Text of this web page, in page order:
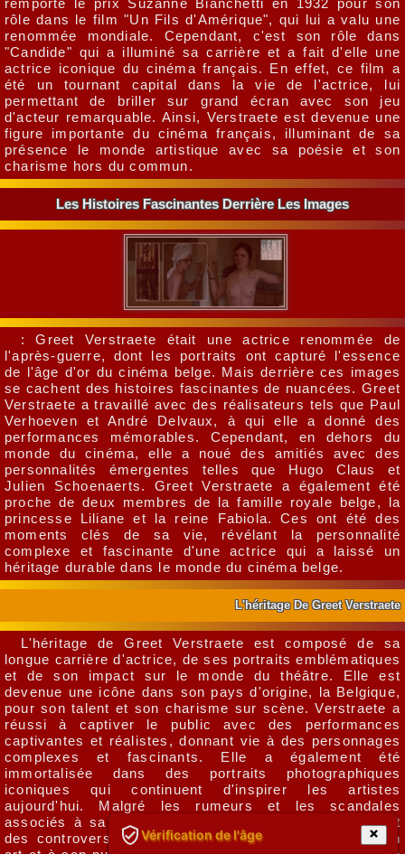
remporté le prix Suzanne Bianchetti en 1932 pour son
rôle dans le film "Un Fils d'Amérique", qui lui a valu une
renommée mondiale. Cependant, c'est son rôle dans
"Candide" qui a illuminé sa carrière et a fait d'elle une
actrice iconique du cinéma français. En effet, ce film a
été un tournant capital dans la vie de l'actrice, lui
permettant de briller sur grand écran avec son jeu
d'acteur remarquable. Ainsi, Verstraete est devenue une
figure importante du cinéma français, illuminant de sa
présence le monde artistique avec sa poésie et son
charisme hors du commun.
Les Histoires Fascinantes Derrière Les Images
: Greet Verstraete était une actrice renommée de
l'après-guerre, dont les portraits ont capturé l'essence
de l'âge d'or du cinéma belge. Mais derrière ces images
se cachent des histoires fascinantes de nuancées. Greet
Verstraete a travaillé avec des réalisateurs tels que Paul
Verhoeven et André Delvaux, à qui elle a donné des
performances mémorables. Cependant, en dehors du
monde du cinéma, elle a noué des amitiés avec des
personnalités émergentes telles que Hugo Claus et
Julien Schoenaerts. Greet Verstraete a également été
proche de deux membres de la famille royale belge, la
princesse Liliane et la reine Fabiola. Ces ont été des
moments clés de sa vie, révélant la personnalité
complexe et fascinante d'une actrice qui a laissé un
héritage durable dans le monde du cinéma belge.
L'héritage De Greet Verstraete
L'héritage de Greet Verstraete est composé de sa
longue carrière d'actrice, de ses portraits emblématiques
et de son impact sur le monde du théâtre. Elle est
devenue une icône dans son pays d'origine, la Belgique,
pour son talent et son charisme sur scène. Verstraete a
réussi à captiver le public avec des performances
captivantes et réalistes, donnant vie à des personnages
complexes et fascinants. Elle a également été
immortalisée dans des portraits photographiques
iconiques qui continuent d'inspirer les artistes
aujourd'hui. Malgré les rumeurs et les scandales
associés à sa vie privée, tels que des photos nues et
des controversées, Verstraete a su rester fidèle à son
Vérification de l'âge